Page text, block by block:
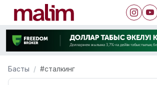
Басты #сталкинг